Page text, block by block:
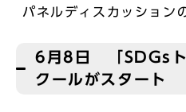
パネルディスカッション
6月8日 「SDGs
クールがスタート